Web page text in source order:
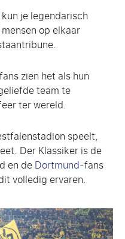
kun je legendarisch
op elkaar
zien het als hun
team te
ter wereld.
speelt,
Der Klassiker is de
en deDortmund-fans
volledig ervaren.